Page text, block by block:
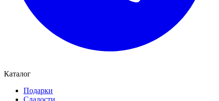
Каталог
Подарки
Сладости